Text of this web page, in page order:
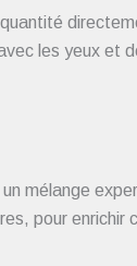
les yeux et
mélange
pour